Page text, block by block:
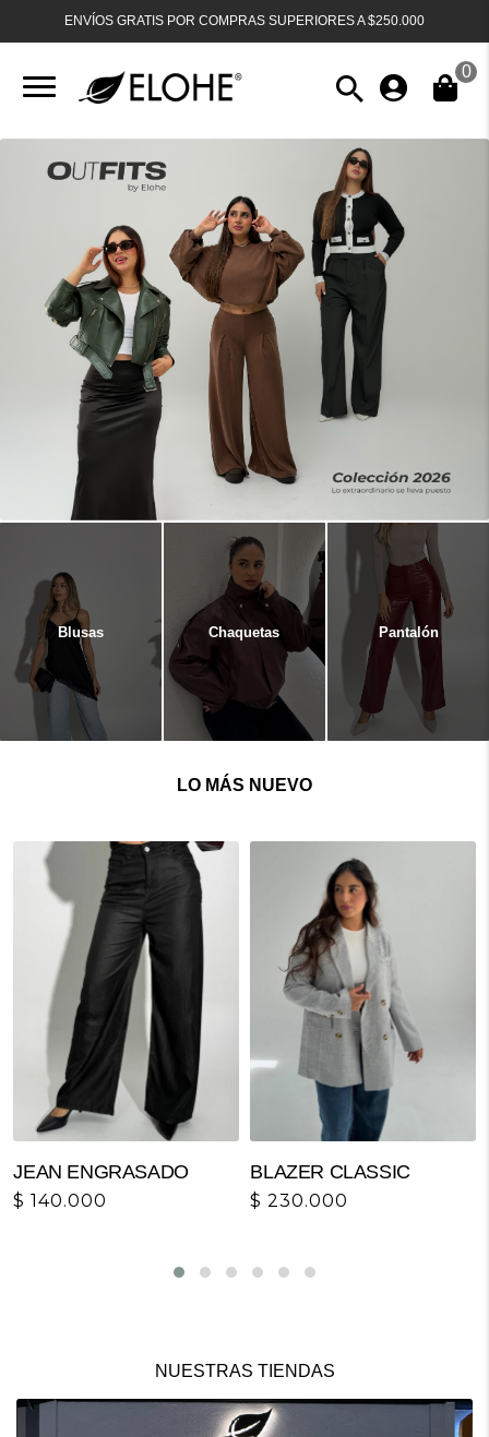
ENVÍOS GRATIS POR COMPRAS SUPERIORES A $250.000
0
Blusas Chaquetas Pantalón
LO MÁS NUEVO
JEAN ENGRASADO
$ 140.000
BLAZER CLASSIC
$ 230.000
NUESTRAS TIENDAS